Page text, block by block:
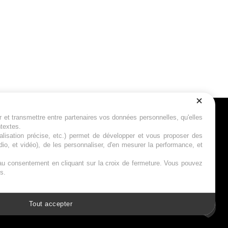
nous
transmettre entre partenaires vos données personnelles, qu'elles
précise, etc.) permet de développer et vous proposer des
et vidéo), de les personnaliser, d'en mesurer la performance, et
en cliquant sur la croix de fermeture. Vous pouvez
Tout accepter